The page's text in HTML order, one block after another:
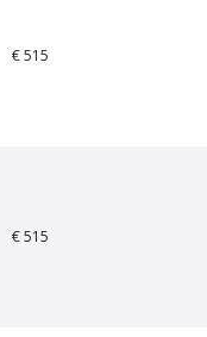
€ 515
€ 515